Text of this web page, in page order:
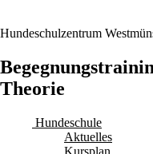
Hundeschulzentrum
Theorie
Hundeschule
Aktuelles
Kursplan